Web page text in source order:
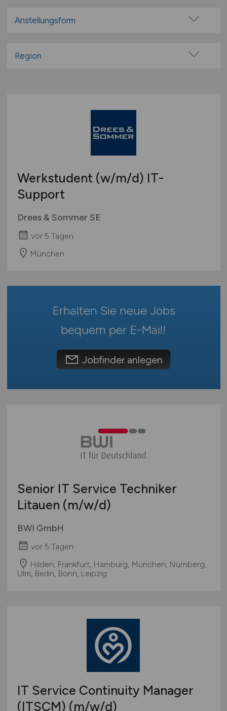
Remote aus dem Ausland möglich
Teilzeit
Anstellungsform
befristete Anstellung
geringfügige Beschäftigung / Minijob
Bachelor-/ Master-/ Diplom-Arbeit
Studentenjobs / Werkstudenten
Ausbildung / Studium
Praktikum
Region
Mecklenburg-Vorpommern
Niedersachsen
Rheinland-Pfalz
Saarland
Sachsen
Deutschlandweit
Österreich
International
Werkstudent (w/m/d) IT-
Support
Drees & Sommer SE
vor 5 Tagen
München
Erhalten Sie neue Jobs
bequem per E-Mail!
Jobfinder anlegen
Senior IT Service Techniker
Litauen (m/w/d)
BWI GmbH
vor 5 Tagen
Hilden, Frankfurt, Hamburg, München, Nürnberg,
Ulm, Berlin, Bonn, Leipzig
IT Service Continuity Manager
(ITSCM) (m/w/d)